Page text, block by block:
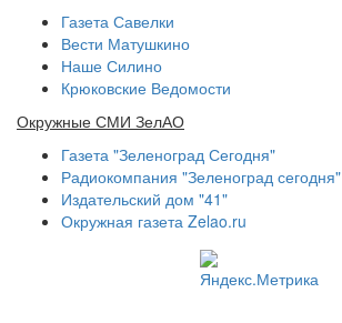
Газета Савелки
Вести Матушкино
Наше Силино
Крюковские Ведомости
Окружные СМИ ЗелАО
Газета "Зеленоград Сегодня"
Радиокомпания "Зеленоград сегодня"
Издательский дом "41"
Окружная газета Zelao.ru